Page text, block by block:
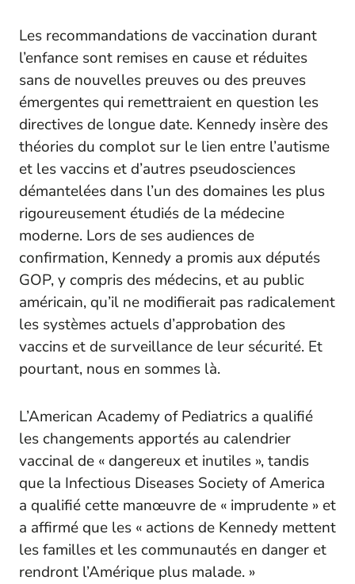
Les recommandations de vaccination durant
l’enfance sont remises en cause et réduites
sans de nouvelles preuves ou des preuves
émergentes qui remettraient en question les
directives de longue date. Kennedy insère des
théories du complot sur le lien entre l’autisme
et les vaccins et d’autres pseudosciences
démantelées dans l’un des domaines les plus
rigoureusement étudiés de la médecine
moderne. Lors de ses audiences de
confirmation, Kennedy a promis aux députés
GOP, y compris des médecins, et au public
américain, qu’il ne modifierait pas radicalement
les systèmes actuels d’approbation des
vaccins et de surveillance de leur sécurité. Et
pourtant, nous en sommes là.
L’American Academy of Pediatrics a qualifié
les changements apportés au calendrier
vaccinal de « dangereux et inutiles », tandis
que la Infectious Diseases Society of America
a qualifié cette manœuvre de « imprudente » et
a affirmé que les « actions de Kennedy mettent
les familles et les communautés en danger et
rendront l’Amérique plus malade. »